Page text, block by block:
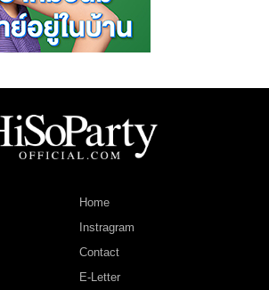
Home
Instragram
Contact
E-Letter